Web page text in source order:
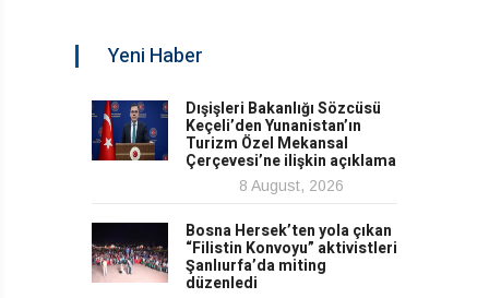
Yeni Haber
Dışişleri Bakanlığı Sözcüsü
Keçeli’den Yunanistan’ın
Turizm Özel Mekansal
Çerçevesi’ne ilişkin açıklama
8 August, 2026
Bosna Hersek’ten yola çıkan
“Filistin Konvoyu” aktivistleri
Şanlıurfa’da miting
düzenledi